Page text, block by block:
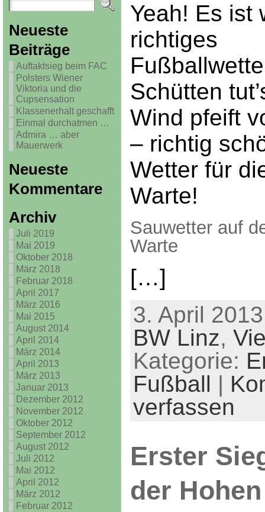
Neueste
Beiträge
Auftaktsieg beim FAC
Polsters Wiener
Viktoria und die
Cupsensation
Klassenerhalt geschafft
Einmal durchatmen …
Admira … aber
Mauerwerk
Neueste
Kommentare
Archiv
Juli 2019
Mai 2019
Oktober 2018
März 2018
Februar 2018
April 2017
März 2016
Mai 2015
August 2014
April 2014
März 2014
April 2013
März 2013
Januar 2013
Dezember 2012
November 2012
Oktober 2012
September 2012
August 2012
Juli 2012
Mai 2012
April 2012
März 2012
Februar 2012
Yeah! Es ist
richtiges
Schütten
Wind pfeift
– richtig
Wetter für
Warte!
Sauwetter auf
Warte
[…]
3. April
BW Linz,
Kategorie:
Fußball |
verfassen
Erster
der